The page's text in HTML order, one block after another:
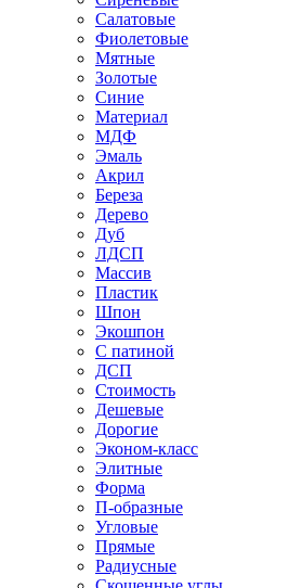
Салатовые
Фиолетовые
Мятные
Золотые
Синие
Материал
МДФ
Эмаль
Акрил
Береза
Дерево
Дуб
ЛДСП
Массив
Пластик
Шпон
Экошпон
С патиной
ДСП
Стоимость
Дешевые
Дорогие
Эконом-класс
Элитные
Форма
П-образные
Угловые
Прямые
Радиусные